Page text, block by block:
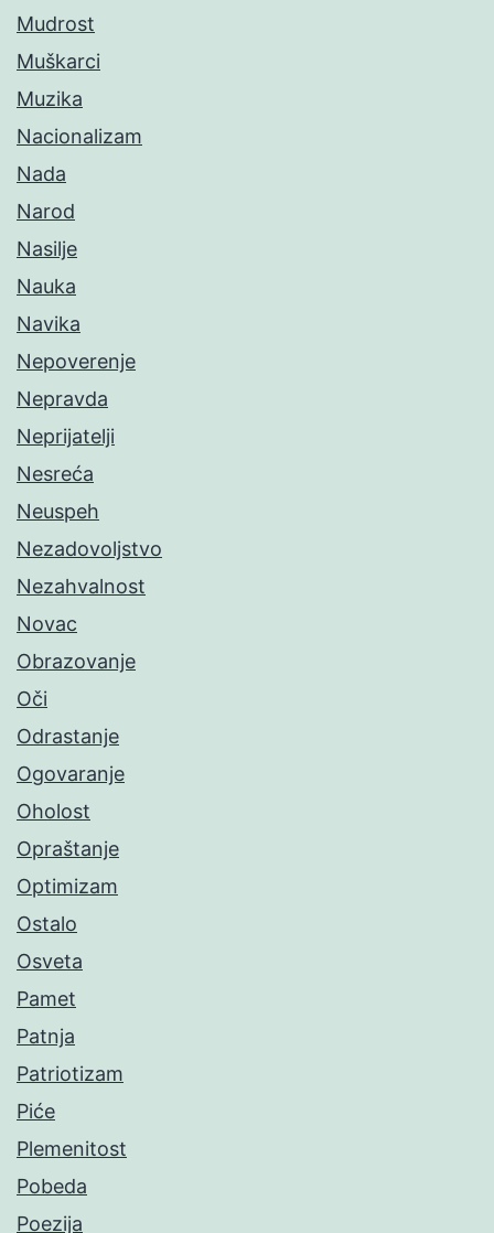
Mudrost
Muškarci
Muzika
Nacionalizam
Nada
Narod
Nasilje
Nauka
Navika
Nepoverenje
Nepravda
Neprijatelji
Nesreća
Neuspeh
Nezadovoljstvo
Nezahvalnost
Novac
Obrazovanje
Oči
Odrastanje
Ogovaranje
Oholost
Opraštanje
Optimizam
Ostalo
Osveta
Pamet
Patnja
Patriotizam
Piće
Plemenitost
Pobeda
Poezija